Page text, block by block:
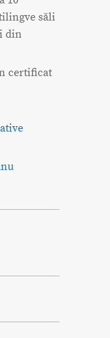
săli
din
certificat